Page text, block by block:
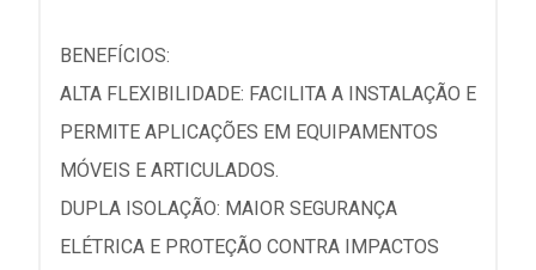
BENEFÍCIOS:
ALTA FLEXIBILIDADE: FACILITA A INSTALAÇÃO E
PERMITE APLICAÇÕES EM EQUIPAMENTOS
MÓVEIS E ARTICULADOS.
DUPLA ISOLAÇÃO: MAIOR SEGURANÇA
ELÉTRICA E PROTEÇÃO CONTRA IMPACTOS